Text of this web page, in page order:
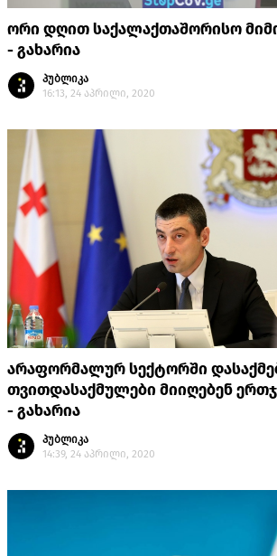
ორი დღით საქალაქთაშორისო
- გახარია
პუბლიკა
16:13, 24 აპრილი, 2020
არაფორმალურ სექტორში
თვითდასაქმულები მიიღებენ
- გახარია
პუბლიკა
14:39, 24 აპრილი, 2020